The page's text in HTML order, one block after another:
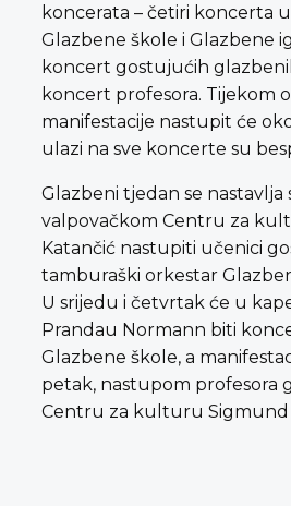
koncerata – četiri koncerta
Glazbene škole i Glazbene
koncert gostujućih
koncert profesora. Tijekom
manifestacije nastupit će
ulazi na sve koncerte su
Glazbeni tjedan se nastavlja
valpovačkom Centru za
Katančić nastupiti učenici
tamburaški orkestar
U srijedu i četvrtak će u
Prandau Normann biti
Glazbene škole, a
petak, nastupom profesora
Centru za kulturu Sigmund